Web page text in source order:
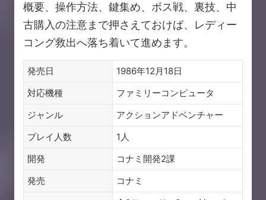
概要、操作方法、鍵集め、ボス戦、裏技、中
古購入の注意まで押さえておけば、レディー
コング救出へ落ち着いて進めます。
発売日
1986年12月18日
対応機種
ファミリーコンピュータ
ジャンル
アクションアドベンチャー
プレイ人数
1人
開発
コナミ開発2課
発売
コナミ